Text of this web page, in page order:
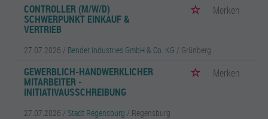
CONTROLLER (M/W/D)
SCHWERPUNKT EINKAUF &
VERTRIEB
Merken
27.07.2026 / Bender Industries GmbH & Co. KG / Grünberg
GEWERBLICH-HANDWERKLICHER
MITARBEITER -
INITIATIVAUSSCHREIBUNG
Merken
27.07.2026 / Stadt Regensburg / Regensburg